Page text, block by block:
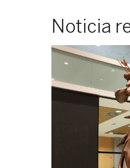
Noticia